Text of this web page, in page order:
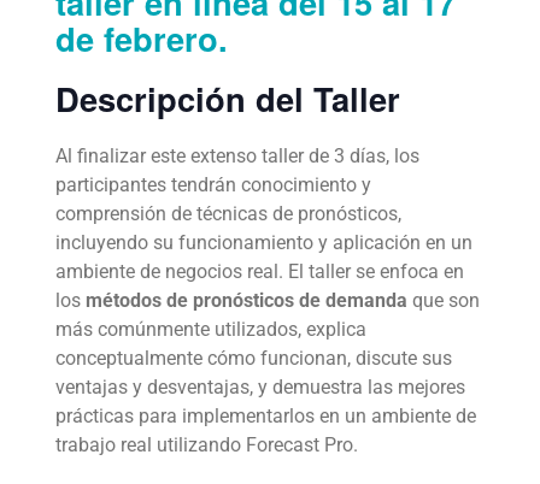
de febrero.
Descripción del Taller
Al finalizar este extenso taller de 3 días, los
participantes tendrán conocimiento y
comprensión de técnicas de pronósticos,
incluyendo su funcionamiento y aplicación en un
ambiente de negocios real. El taller se enfoca en
los métodos de pronósticos de demanda que son
más comúnmente utilizados, explica
conceptualmente cómo funcionan, discute sus
ventajas y desventajas, y demuestra las mejores
prácticas para implementarlos en un ambiente de
trabajo real utilizando Forecast Pro.